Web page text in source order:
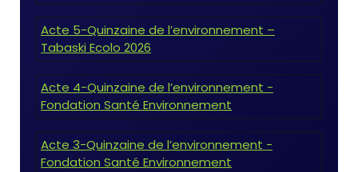
Acte 5-Quinzaine de l’environnement –
Tabaski Ecolo 2026
Acte 4-Quinzaine de l’environnement -
Fondation Santé Environnement
Acte 3-Quinzaine de l’environnement -
Fondation Santé Environnement